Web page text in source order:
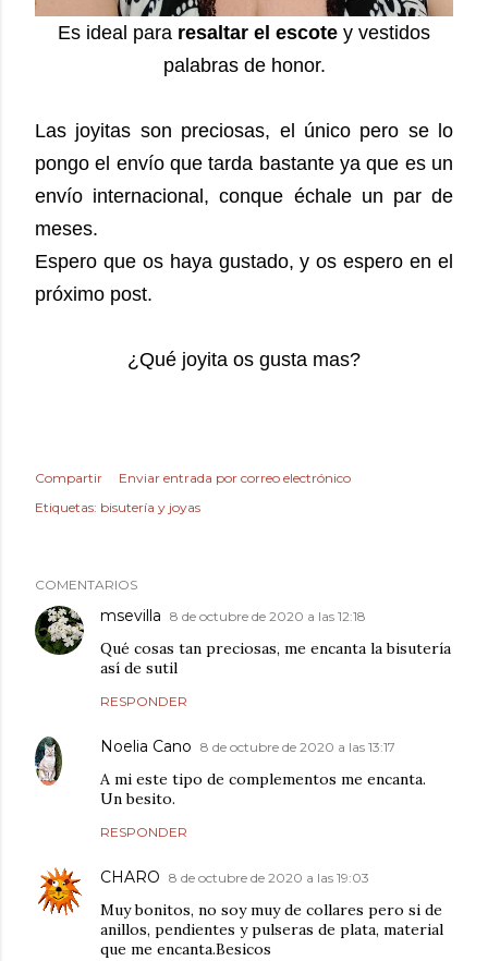
Es ideal para resaltar el escote y vestidos
palabras de honor.
Las joyitas son preciosas, el único pero se lo
pongo el envío que tarda bastante ya que es un
envío internacional, conque échale un par de
meses.
Espero que os haya gustado, y os espero en el
próximo post.
¿Qué joyita os gusta mas?
Compartir
Enviar entrada por correo electrónico
Etiquetas: bisutería y joyas
COMENTARIOS
msevilla 8 de octubre de 2020 a las 12:18
Qué cosas tan preciosas, me encanta la bisutería
así de sutil
RESPONDER
Noelia Cano 8 de octubre de 2020 a las 13:17
A mi este tipo de complementos me encanta.
Un besito.
RESPONDER
CHARO 8 de octubre de 2020 a las 19:03
Muy bonitos, no soy muy de collares pero si de
anillos, pendientes y pulseras de plata, material
que me encanta.Besicos